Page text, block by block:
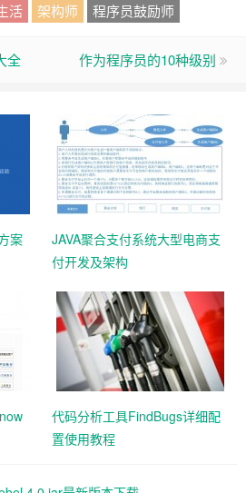
活 架构师 程序员鼓励师
全 作为程序员的10种级别
案
JAVA聚合支付系统大型电商支
付开发及架构
代码分析工具FindBugs详细配
置使用教程